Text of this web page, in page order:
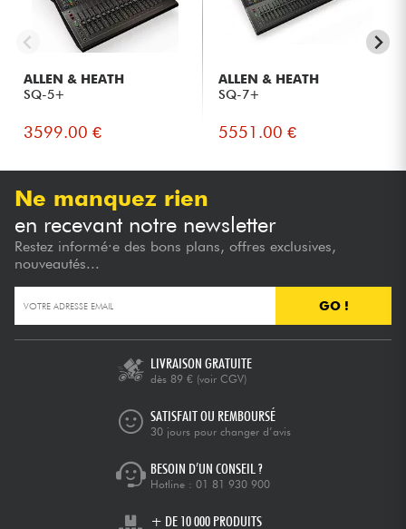
ALLEN & HEATH
SQ-5+
3599.00 €
ALLEN & HEATH
SQ-7+
5551.00 €
Ne manquez rien
en recevant notre newsletter
Restez informé·e des bons plans, offres exclusives,
nouveautés...
GO !
LIVRAISON GRATUITE
dès 89 € (voir CGV)
SATISFAIT OU REMBOURSÉ
30 jours pour changer d’avis
BESOIN D’UN CONSEIL ?
Hotline : 01 81 930 900
+ DE 10 000 PRODUITS